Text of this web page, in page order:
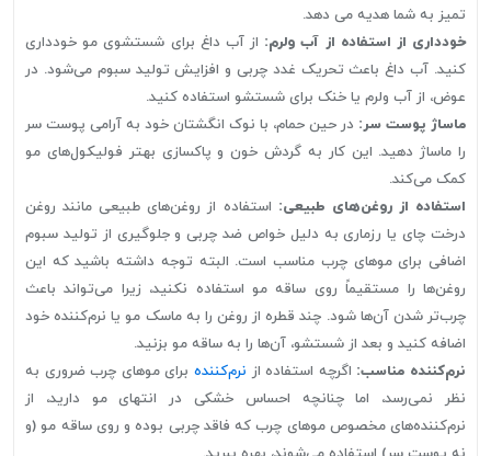
تمیز به شما هدیه می دهد.
خودداری از استفاده از آب ولرم: از آب داغ برای شستشوی مو خودداری
کنید. آب داغ باعث تحریک غدد چربی و افزایش تولید سبوم می‌شود. در
عوض، از آب ولرم یا خنک برای شستشو استفاده کنید.
ماساژ پوست سر: در حین حمام، با نوک انگشتان خود به آرامی پوست سر
را ماساژ دهید. این کار به گردش خون و پاکسازی بهتر فولیکول‌های مو
کمک می‌کند.
استفاده از روغن‌های طبیعی: استفاده از روغن‌های طبیعی مانند روغن
درخت چای یا رزماری به دلیل خواص ضد چربی و جلوگیری از تولید سبوم
اضافی برای موهای چرب مناسب است. البته توجه داشته باشید که این
روغن‌ها را مستقیماً روی ساقه مو استفاده نکنید، زیرا می‌تواند باعث
چرب‌تر شدن آن‌ها شود. چند قطره از روغن را به ماسک مو یا نرم‌کننده خود
اضافه کنید و بعد از شستشو، آن‌ها را به ساقه مو بزنید.
نرم‌کننده مناسب: اگرچه استفاده از نرم‌کننده برای موهای چرب ضروری به
نظر نمی‌رسد، اما چنانچه احساس خشکی در انتهای مو دارید، از
نرم‌کننده‌های مخصوص موهای چرب که فاقد چربی بوده و روی ساقه مو (و